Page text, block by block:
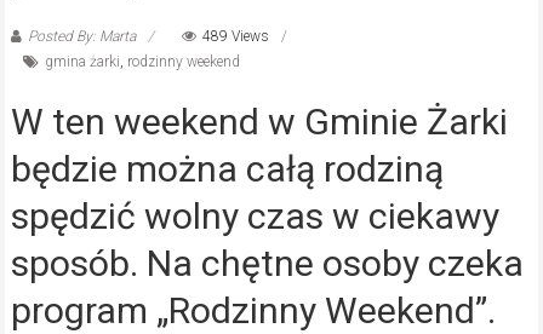
Posted By: Marta
489 Views
gmina żarki, rodzinny weekend
W ten weekend w Gminie Żarki
będzie można całą rodziną
spędzić wolny czas w ciekawy
sposób. Na chętne osoby czeka
program „Rodzinny Weekend”.